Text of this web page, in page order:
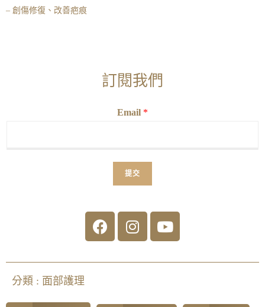
– 創傷修復、改善疤痕
訂閱我們
Email *
提交
分類 : 面部護理